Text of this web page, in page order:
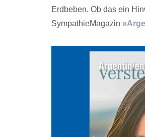
Erdbeben. Ob das ein
SympathieMagazin